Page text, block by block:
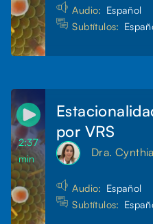
Audio: Español
Subtítulos:
2:37
min
por VRS
Dra.
Audio: Español
Subtítulos: